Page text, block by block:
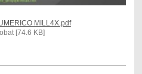
MILL4X.pdf
[74.6 KB]